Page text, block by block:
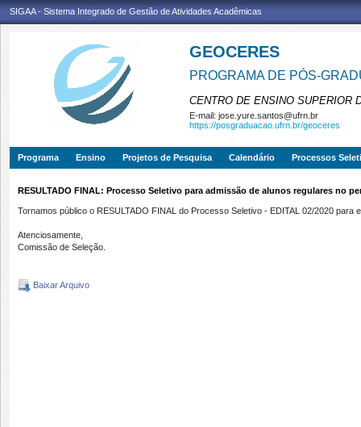
SIGAA - Sistema Integrado de Gestão de Atividades Acadêmicas
GEOCERES
PROGRAMA DE PÓS-
CENTRO DE ENSINO SUPERIOR
E-mail: jose.yure.santos@ufrn.br
https://posgraduacao.ufrn.br/geoceres
Programa Ensino Projetos de Pesquisa Calendário Processos
RESULTADO FINAL: Processo Seletivo para admissão de alunos regulares no
Tornamos público o RESULTADO FINAL do Processo Seletivo - EDITAL 02/2020 para
Atenciosamente,
Comissão de Seleção.
Baixar Arquivo